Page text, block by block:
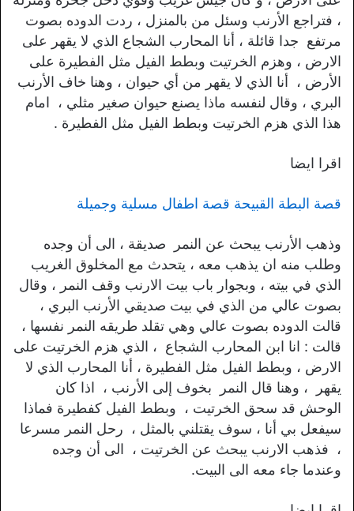
، فتراجع الأرنب وسئل من بالمنزل ، ردت الدوده بصوت
مرتفع جدا قائلة ، أنا المحارب الشجاع الذي لا يقهر على
الارض ، وهزم الخرتيت وبطط الفيل مثل الفطيرة على
الأرض ، أنا الذي لا يقهر من أي حيوان ، وهنا خاف الأرنب
البري ، وقال لنفسه ماذا يصنع حيوان صغير مثلي ، امام
هذا الذي هزم الخرتيت وبطط الفيل مثل الفطيرة .
اقرا ايضا
قصة البطة القبيحة قصة اطفال مسلية وجميلة
وذهب الأرنب يبحث عن النمر صديقة ، الى أن وجده
وطلب منه ان يذهب معه ، يتحدث مع المخلوق الغريب
الذي في بيته ، وبجوار باب بيت الارنب وقف النمر ، وقال
بصوت عالي من الذي في بيت صديقي الأرنب البري ،
قالت الدوده بصوت عالي وهي تقلد طريقه النمر نفسها ،
قالت : انا ابن المحارب الشجاع ، الذي هزم الخرتيت على
الارض ، وبطط الفيل مثل الفطيرة ، أنا المحارب الذي لا
يقهر ، وهنا قال النمر بخوف إلى الأرنب ، اذا كان
الوحش قد سحق الخرتيت ، وبطط الفيل كفطيرة فماذا
سيفعل بي أنا ، سوف يقتلني بالمثل ، رحل النمر مسرعا
، فذهب الارنب يبحث عن الخرتيت ، الى أن وجده
وعندما جاء معه الى البيت.